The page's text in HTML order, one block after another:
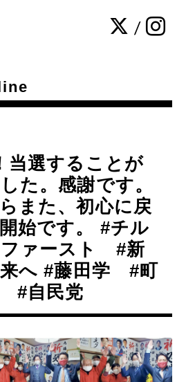
/
当選することが
た。感謝です。
また、初心に戻
始です。 #チル
ファースト #新
来へ #藤田学 #町
#自民党